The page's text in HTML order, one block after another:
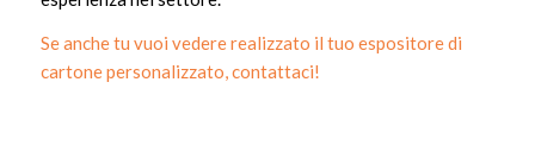
Se anche tu vuoi vedere realizzato il tuo espositore di
cartone personalizzato, contattaci!